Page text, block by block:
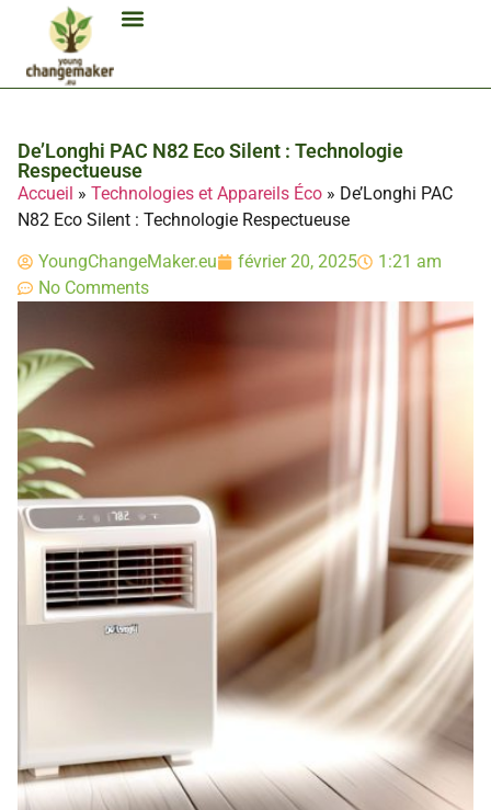
De’Longhi PAC N82 Eco Silent : Technologie
Respectueuse
Accueil » Technologies et Appareils Éco » De’Longhi PAC
N82 Eco Silent : Technologie Respectueuse
YoungChangeMaker.eu février 20, 2025
1:21 am
No Comments